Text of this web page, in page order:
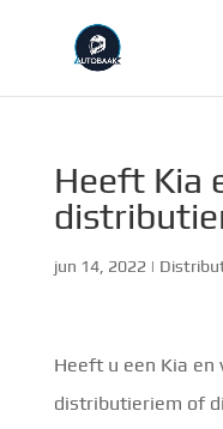
Heeft Kia
jun 14, 2022 |
Heeft u een Kia en
distributieriem of